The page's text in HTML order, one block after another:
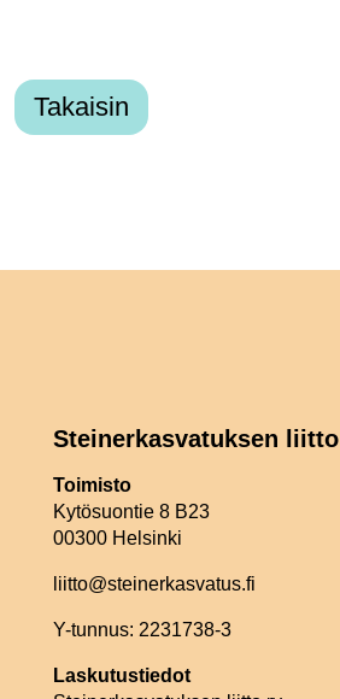
Takaisin
Steinerkasvatuksen liitto
Toimisto
Kytösuontie 8 B23
00300 Helsinki
liitto@steinerkasvatus.fi
Y-tunnus: 2231738-3
Laskutustiedot